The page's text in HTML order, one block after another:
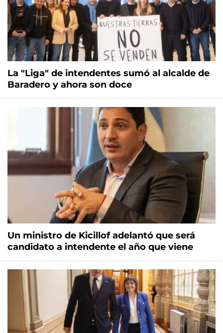
La "Liga" de intendentes sumó al alcalde de
Baradero y ahora son doce
Un ministro de Kicillof adelantó que será
candidato a intendente el año que viene